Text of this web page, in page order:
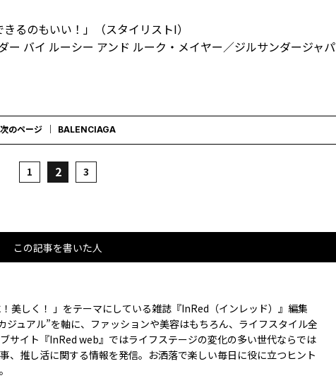
るのもいい！」（スタイリストI）
ー バイ ルーシー アンド ルーク・メイヤー／ジルサンダージャパ
次のページ BALENCIAGA
1 2 3
この記事を書いた人
！美しく！ 」をテーマにしている雑誌『InRed（インレッド）』編集
ジュアル”を軸に、ファッションや美容はもちろん、ライフスタイル全
サイト『InRed web』ではライフステージの変化の多い世代ならでは
、推し活に関する情報を発信。お洒落で楽しい毎日に役に立つヒント